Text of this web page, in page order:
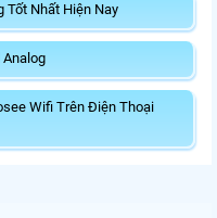
Tốt Nhất Hiện Nay
Analog
Wifi Trên Điện Thoại